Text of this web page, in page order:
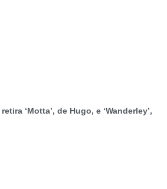
‘Motta’, de Hugo, e ‘Wanderley’,